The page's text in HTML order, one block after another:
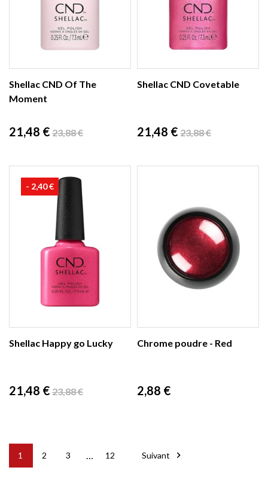
Shellac CND Of The
Moment
Prix
21,48 €Prix
23,88 €
Shellac CND Covetable
Prix
21,48 €Prix
23,88 €
Shellac Happy go Lucky
Prix
21,48 €Prix
23,88 €
- 2,40 €
Chrome poudre - Red
Prix
2,88 €
1 2 3 … 12 Suivant 